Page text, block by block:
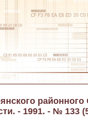
- 1991. - № 133